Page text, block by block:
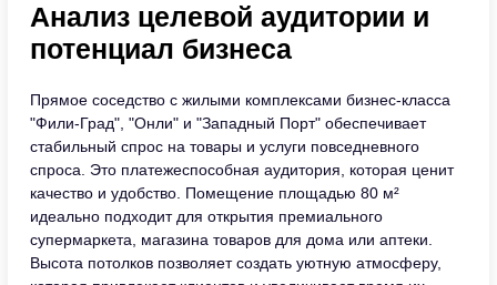
Анализ целевой аудитории и
потенциал бизнеса
Прямое соседство с жилыми комплексами бизнес-класса
"Фили-Град", "Онли" и "Западный Порт" обеспечивает
стабильный спрос на товары и услуги повседневного
спроса. Это платежеспособная аудитория, которая ценит
качество и удобство. Помещение площадью 80 м²
идеально подходит для открытия премиального
супермаркета, магазина товаров для дома или аптеки.
Высота потолков позволяет создать уютную атмосферу,